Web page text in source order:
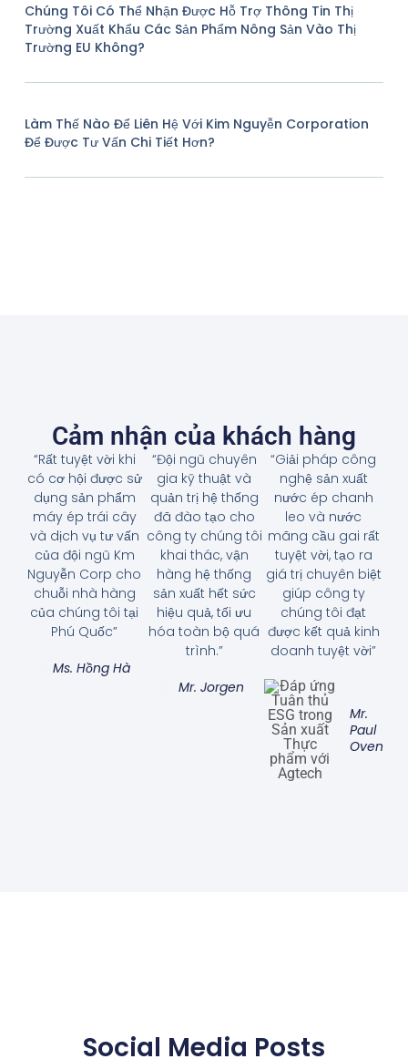
Chúng Tôi Có Thể Nhận Được Hỗ Trợ Thông Tin Thị
Trường Xuất Khẩu Các Sản Phẩm Nông Sản Vào Thị
Trường EU Không?
Làm Thế Nào Để Liên Hệ Với Kim Nguyễn Corporation
Để Được Tư Vấn Chi Tiết Hơn?
Cảm nhận của khách hàng
“Rất tuyệt vời khi
có cơ hội được sử
dụng sản phẩm
máy ép trái cây
và dịch vụ tư vấn
của đội ngũ Km
Nguyễn Corp cho
chuỗi nhà hàng
của chúng tôi tại
Phú Quốc”
Ms. Hồng Hà
“Đội ngũ chuyên
gia kỹ thuật và
quản trị hệ thống
đã đào tạo cho
công ty chúng tôi
khai thác, vận
hàng hệ thống
sản xuất hết sức
hiệu quả, tối ưu
hóa toàn bộ quá
trình.”
Mr. Jorgen
“Giải pháp công
nghệ sản xuất
nước ép chanh
leo và nước
mãng cầu gai rất
tuyệt vời, tạo ra
giá trị chuyên biệt
giúp công ty
chúng tôi đạt
được kết quả kinh
doanh tuyệt vời”
Mr.
Paul
Oven
Social Media Posts